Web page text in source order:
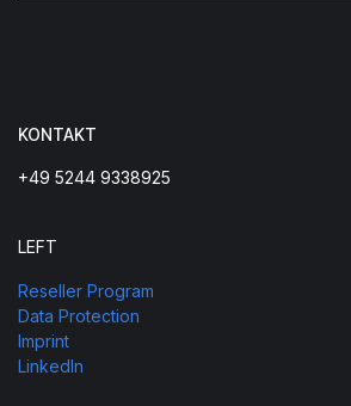
KONTAKT
+49 5244 9338925
LEFT
Reseller Program
Data Protection
Imprint
LinkedIn